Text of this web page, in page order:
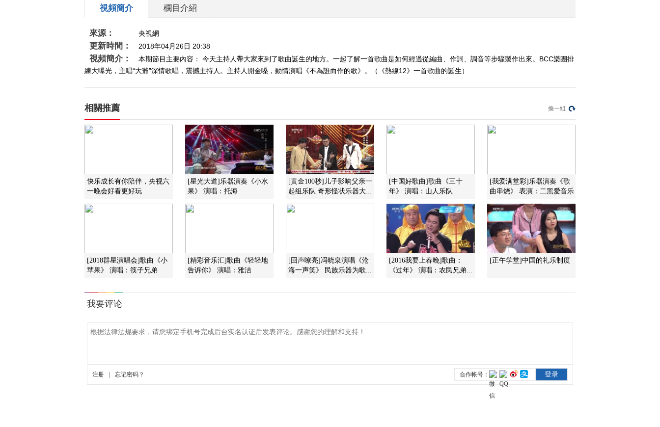
2018-04-18 14:28:49
2018-04-17 13:14:49
《热线12》 20180416
2018-04-16 14:58:49
《热线12》 20180415 老
2018-04-15 13:24:51
《热线12》 20180413
視頻簡介 欄目介紹
來源： 央視網
更新時間： 2018年04月26日 20:38
視頻簡介：
本期節目主要內容： 今天主持人帶大家來到了歌曲誕生的地方。一起了解一首歌曲是如何經過從編曲、作詞、調音等步驟製作出來。BCC樂團排
練大曝光，主唱“大爺”深情歌唱，震撼主持人。主持人開金嗓，動情演唱《不為誰而作的歌》。（《熱線12》一首歌曲的誕生）
相關推薦 換一組
快乐成长有你陪伴，央视六
一晚会好看更好玩
[星光大道]乐器演奏《小水
果》 演唱：托海
[黄金100秒]儿子影响父亲一
起组乐队 奇形怪状乐器大...
[中国好歌曲]歌曲《三十
年》 演唱：山人乐队
[我爱满堂彩]乐器演奏《歌
曲串烧》 表演：二黑爱音乐
[2018群星演唱会]歌曲《小
苹果》 演唱：筷子兄弟
[精彩音乐汇]歌曲《轻轻地
告诉你》 演唱：雅洁
[回声嘹亮]冯晓泉演唱《沧
海一声笑》 民族乐器为歌...
[2016我要上春晚]歌曲：
《过年》 演唱：农民兄弟...
[正午学堂]中国的礼乐制度